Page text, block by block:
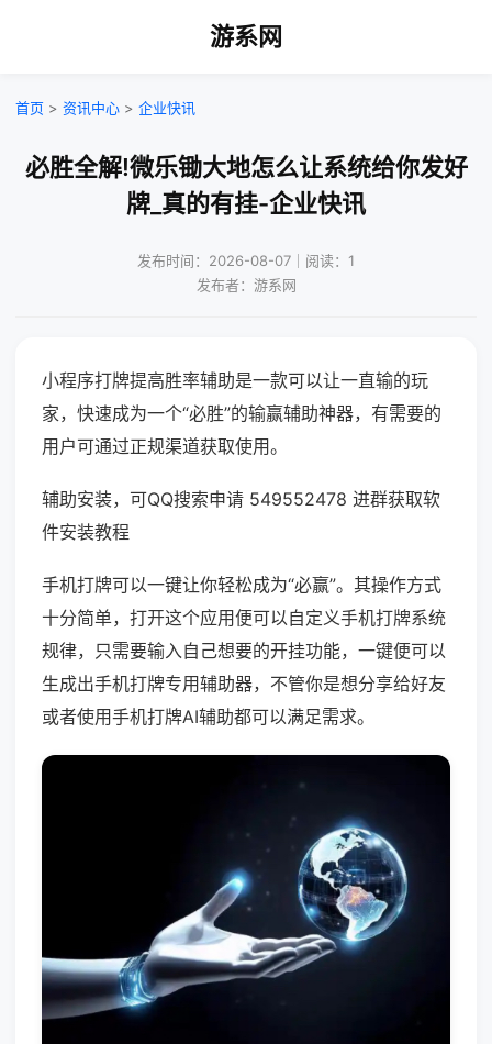
游系网
首页 > 资讯中心 > 企业快讯
必胜全解!微乐锄大地怎么让系统给你发好
牌_真的有挂-企业快讯
发布时间：2026-08-07｜阅读：1
发布者：游系网
小程序打牌提高胜率辅助是一款可以让一直输的玩
家，快速成为一个“必胜”的输赢辅助神器，有需要的
用户可通过正规渠道获取使用。
辅助安装，可QQ搜索申请 549552478 进群获取软
件安装教程
手机打牌可以一键让你轻松成为“必赢”。其操作方式
十分简单，打开这个应用便可以自定义手机打牌系统
规律，只需要输入自己想要的开挂功能，一键便可以
生成出手机打牌专用辅助器，不管你是想分享给好友
或者使用手机打牌AI辅助都可以满足需求。